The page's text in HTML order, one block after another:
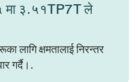
मा ३.५१TP7T ले
लागि क्षमतालाई निरन्तर
गर्दै।.